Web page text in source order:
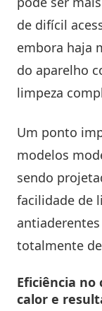
de difícil
embora haja
do aparelho
limpeza
Um ponto
modelos
sendo
facilidade de
totalmente
Eficiência
calor e